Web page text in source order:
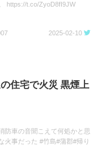
https://t.co/ZyoD8fI9JW
2025-02-10
住宅で火災 黒煙上
防車の音聞こえて何処かと思
火事だった #竹島#蒲郡#帰り